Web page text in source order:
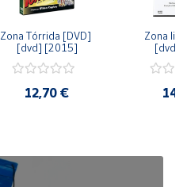
Zona Tórrida [DVD]
[dvd] [2015]
12,70 €
Zona
[dvd]